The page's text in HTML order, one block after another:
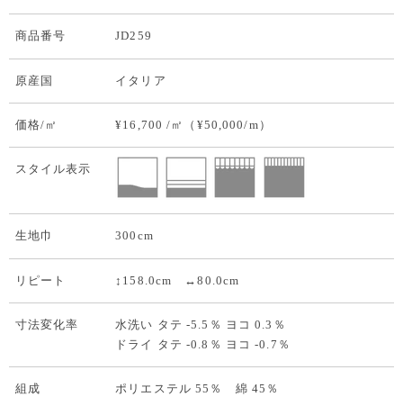
商品番号 JD259
原産国 イタリア
価格/㎡ ¥16,700 /㎡（¥50,000/m）
スタイル表示
生地巾 300cm
リピート ↕158.0cm ↔80.0cm
寸法変化率
水洗い タテ -5.5％ ヨコ 0.3％
ドライ タテ -0.8％ ヨコ -0.7％
組成 ポリエステル 55％ 綿 45％